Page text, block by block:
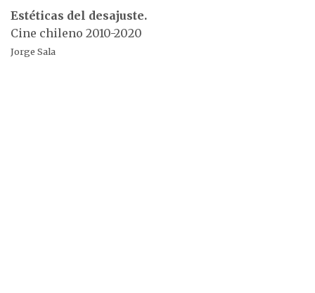
Estéticas del desajuste.
Cine chileno 2010-2020
Jorge Sala